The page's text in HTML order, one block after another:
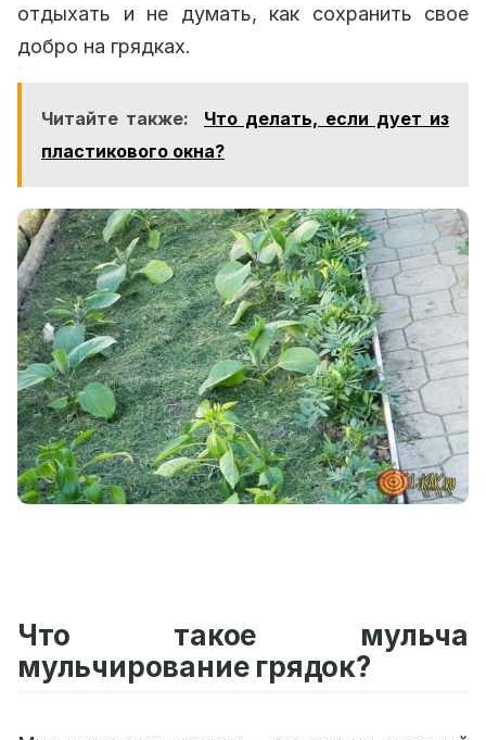
отдыхать и не думать, как сохранить свое
добро на грядках.
Читайте также:
Что делать, если дует из
пластикового окна?
Что такое мульча
мульчирование грядок?